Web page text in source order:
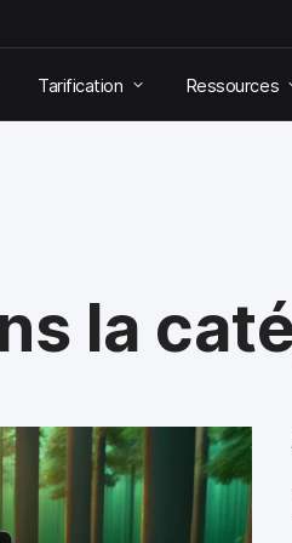
Tarification Ressources
la